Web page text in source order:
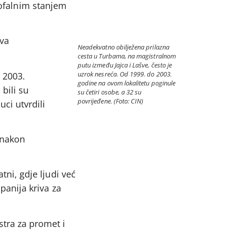
stanjem
Neadekvatno obilježena prilazna
cesta u Turbama, na magistralnom
putu između Jajca i Lašve, često je
uzrok nesreća. Od 1999. do 2003.
godine na ovom lokalitetu poginule
su četiri osobe, a 32 su
povrijeđene. (Foto: CIN)
bili su
utvrdili
gdje ljudi već
kriva za
za promet i